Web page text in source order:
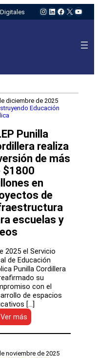
Instagram
LinkedIn
Facebook
X
diciembre de 2025
Educación
Punilla
realiza
de más
$1800
en
de
escuelas y
2025 el Servicio
de Educación
Punilla Cordillera
su
con el
de espacios
[…]
Ver más
SLEP
Punilla
realiza
noviembre de 2025